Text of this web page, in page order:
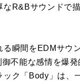
なR&Bサウンドで
る瞬間をEDMサウ
御不能な感情を爆
ック「Body」は、